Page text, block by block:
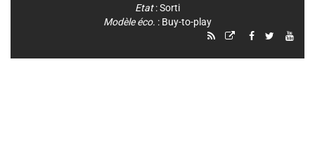
Etat: Sorti
Modèle éco. : Buy-to-play